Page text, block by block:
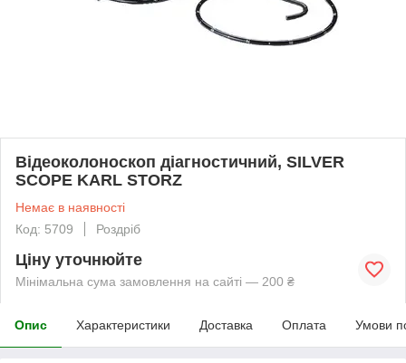
Відеоколоноскоп діагностичний, SILVER
SCOPE KARL STORZ
Немає в наявності
Код: 5709
Роздріб
Ціну уточнюйте
Мінімальна сума замовлення на сайті — 200 ₴
Опис Характеристики Доставка Оплата Умови